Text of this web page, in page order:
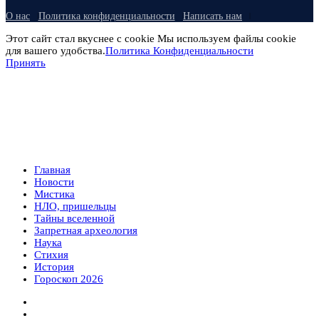
О нас Политика конфиденциальности Написать нам
Этот сайт стал вкуснее с cookie Мы используем файлы cookie
для вашего удобства.Политика Конфиденциальности
Принять
Главная
Новости
Мистика
НЛО, пришельцы
Тайны вселенной
Запретная археология
Наука
Стихия
История
Гороскоп 2026